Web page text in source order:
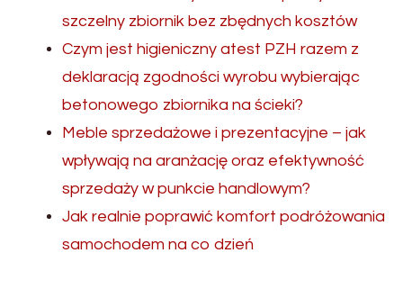
szczelny zbiornik bez zbędnych kosztów
Czym jest higieniczny atest PZH razem z
deklaracją zgodności wyrobu wybierając
betonowego zbiornika na ścieki?
Meble sprzedażowe i prezentacyjne – jak
wpływają na aranżację oraz efektywność
sprzedaży w punkcie handlowym?
Jak realnie poprawić komfort podróżowania
samochodem na co dzień